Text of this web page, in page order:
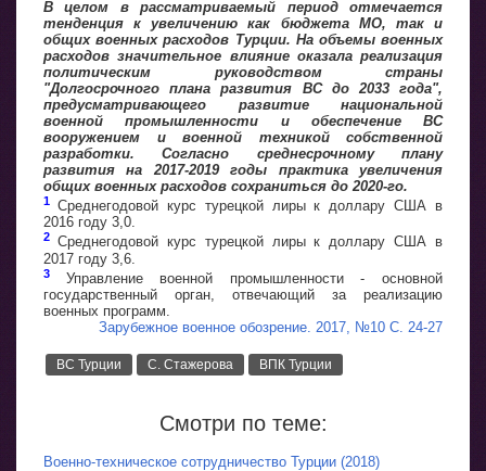
В целом в рассматриваемый период отмечается
тенденция к увеличению как бюджета МО, так и
общих военных расходов Турции. На объемы военных
расходов значительное влияние оказала реализация
политическим руководством страны
"Долгосрочного плана развития ВС до 2033 года",
предусматривающего развитие национальной
военной промышленности и обеспечение ВС
вооружением и военной техникой собственной
разработки. Согласно среднесрочному плану
развития на 2017-2019 годы практика увеличения
общих военных расходов сохраниться до 2020-го.
1 Среднегодовой курс турецкой лиры к доллару США в
2016 году 3,0.
2 Среднегодовой курс турецкой лиры к доллару США в
2017 году 3,6.
3 Управление военной промышленности - основной
государственный орган, отвечающий за реализацию
военных программ.
Зарубежное военное обозрение. 2017, №10 С. 24-27
ВС Турции С. Стажерова ВПК Турции
Смотри по теме:
Военно-техническое сотрудничество Турции (2018)